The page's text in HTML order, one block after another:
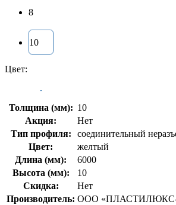
8
10
Цвет:
Толщина (мм): 10
Акция:
Нет
Тип профиля:
соединительный
Цвет:
желтый
Длина (мм):
6000
Высота (мм):
10
Скидка:
Нет
Производитель: ООО